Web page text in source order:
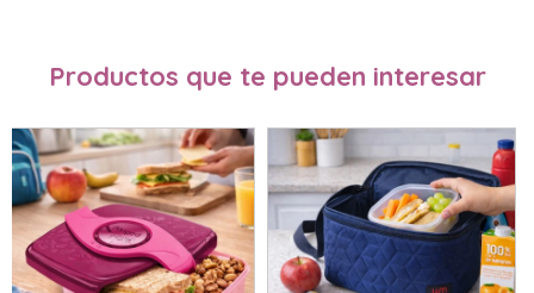
Productos que te pueden interesar